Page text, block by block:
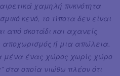
χαμηλή πυκνότητα
κενό, το τίποτα δεν είναι
από σκοτάδι και αχανείς
αποχωρισμός ή μια απώλεια.
μένα ένας χώρος χωρίς χώρο
στα οποία νιώθω πλέον ότι